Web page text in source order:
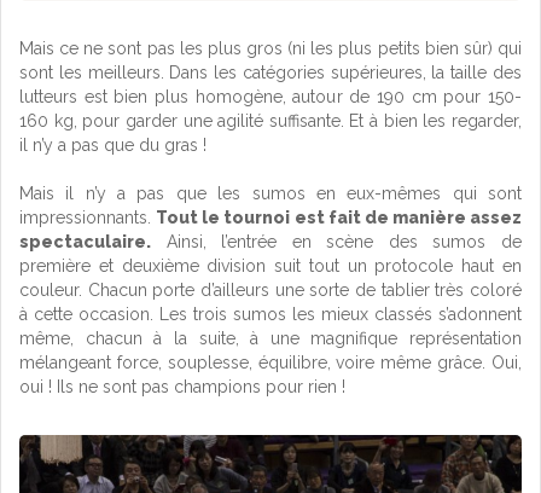
Mais ce ne sont pas les plus gros (ni les plus petits bien sûr) qui
sont les meilleurs. Dans les catégories supérieures, la taille des
lutteurs est bien plus homogène, autour de 190 cm pour 150-
160 kg, pour garder une agilité suffisante. Et à bien les regarder,
il n’y a pas que du gras !
Mais il n’y a pas que les sumos en eux-mêmes qui sont
impressionnants. Tout le tournoi est fait de manière assez
spectaculaire. Ainsi, l’entrée en scène des sumos de
première et deuxième division suit tout un protocole haut en
couleur. Chacun porte d’ailleurs une sorte de tablier très coloré
à cette occasion. Les trois sumos les mieux classés s’adonnent
même, chacun à la suite, à une magnifique représentation
mélangeant force, souplesse, équilibre, voire même grâce. Oui,
oui ! Ils ne sont pas champions pour rien !